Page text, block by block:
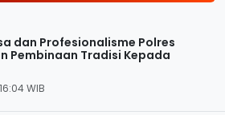
dan Profesionalisme Polres
Pembinaan Tradisi Kepada
WIB